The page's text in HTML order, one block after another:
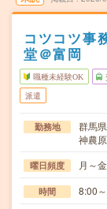
コツコツ事
堂＠富岡
職種未経験OK
派遣
勤務地
群馬
神農
曜日頻度 月～金
時間 8:00